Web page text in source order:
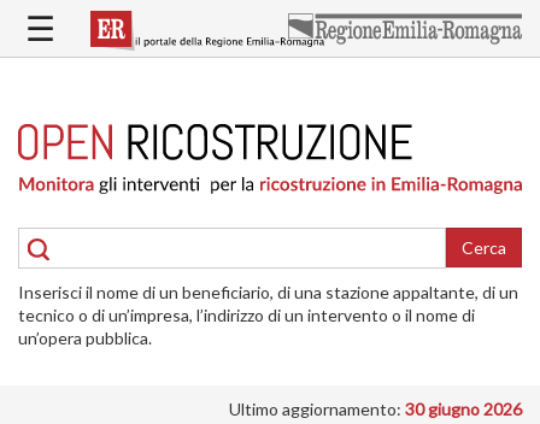
contenuto
RICOSTRUZIONE
PUBBLICA
DELLE
ABITAZIONI
RICOSTRUZIONE
ATTIVITÀ
☰
Cerca
Inserisci il nome di un beneficiario, di una stazione appaltante, di un
tecnico o di un’impresa, l’indirizzo di un intervento o il nome di
un’opera pubblica.
Ultimo aggiornamento: 30 giugno 2026